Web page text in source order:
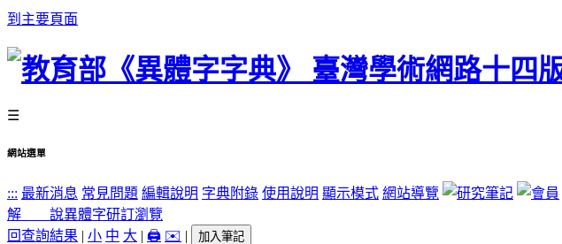
到主要頁面
☰
網站選單
::: 最新消息 常見問題 編輯說明 字典附錄 使用說明 顯示模式 網站導覽
解 說異體字研訂瀏覽
回查詢結果 | 小 中 大 | 🖨️ ✉️ | 加入筆記